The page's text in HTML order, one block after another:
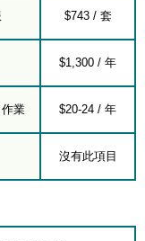
$743 / 套
$1,300 / 年
業 $20-24 / 年
沒有此項目